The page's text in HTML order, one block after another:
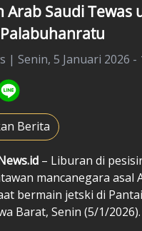
Arab Saudi Tewas
| Senin, 5 Januari 2026 -
Berita
– Liburan di
mancanegara asal
bermain jetski di
Barat, Senin (5/1/2026).